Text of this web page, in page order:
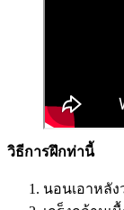
วิธีการฝึกท่านี้
นอนเอาหลั